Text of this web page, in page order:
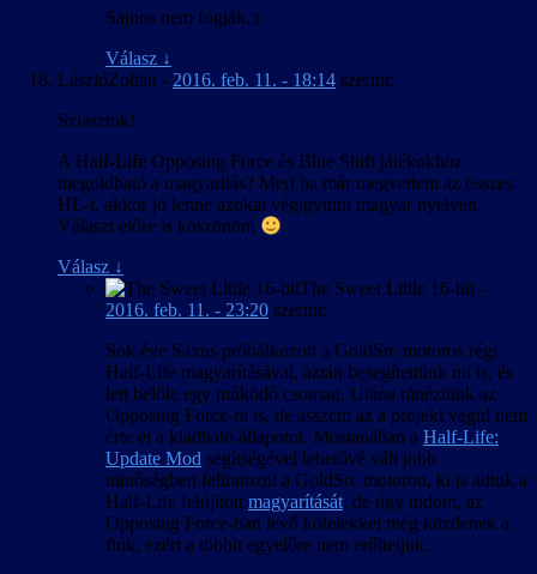
Sajnos nem fogják.:(
Válasz ↓
LászlóZoltán - 2016. feb. 11. - 18:14 szerint:
Sziasztok!
A Half-Life Opposing Force és Blue Shift játékokhoz
megoldható a magyarítás? Mert ha már megvettem az összes
HL-t, akkor jó lenne azokat végigvinni magyar nyelven.
Választ előre is köszönöm
Válasz ↓
The Sweet Little 16-bit -
2016. feb. 11. - 23:20 szerint:
Sok éve Saxus próbálkozott a GoldSrc motoros régi
Half-Life magyarításával, aztán besegítettünk mi is, és
lett belőle egy működő csomag. Utána ránéztünk az
Opposing Force-ra is, de asszem az a projekt végül nem
érte el a kiadható állapotot. Mostanában a Half-Life:
Update Mod segítségével lehetővé vált jobb
minőségben feliratozni a GoldSrc motoron, ki is adtuk a
Half-Life felújított magyarítását, de úgy tudom, az
Opposing Force-ban levő kötelekkel még küzdenek a
fiúk, ezért a többit egyelőre nem erőltetjük.